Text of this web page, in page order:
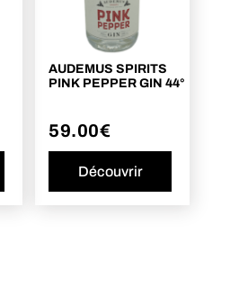
AUDEMUS SPIRITS
PINK PEPPER GIN 44°
59.00€
Découvrir